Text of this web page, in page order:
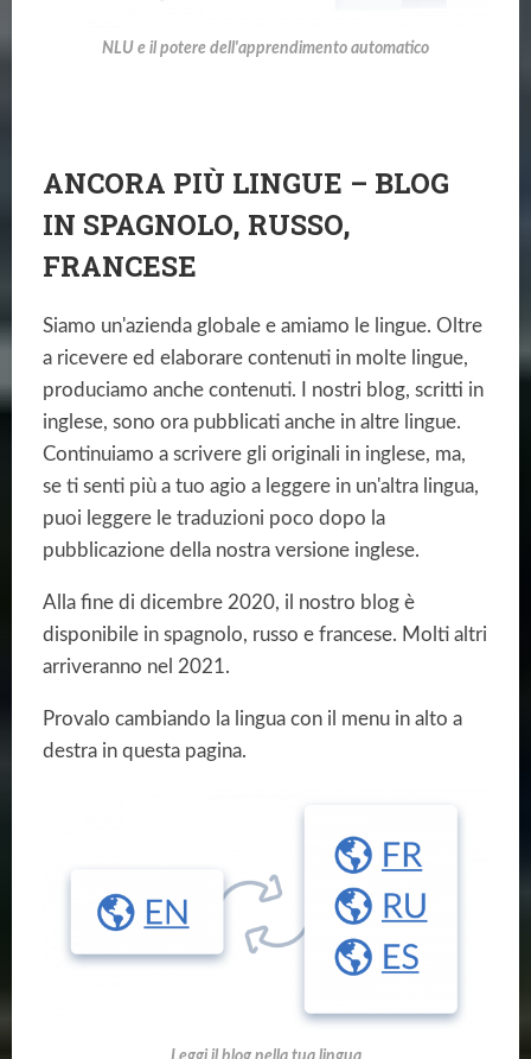
NLU e il potere dell'apprendimento automatico
ANCORA PIÙ LINGUE – BLOG
IN SPAGNOLO, RUSSO,
FRANCESE
Siamo un'azienda globale e amiamo le lingue. Oltre
a ricevere ed elaborare contenuti in molte lingue,
produciamo anche contenuti. I nostri blog, scritti in
inglese, sono ora pubblicati anche in altre lingue.
Continuiamo a scrivere gli originali in inglese, ma,
se ti senti più a tuo agio a leggere in un'altra lingua,
puoi leggere le traduzioni poco dopo la
pubblicazione della nostra versione inglese.
Alla fine di dicembre 2020, il nostro blog è
disponibile in spagnolo, russo e francese. Molti altri
arriveranno nel 2021.
Provalo cambiando la lingua con il menu in alto a
destra in questa pagina.